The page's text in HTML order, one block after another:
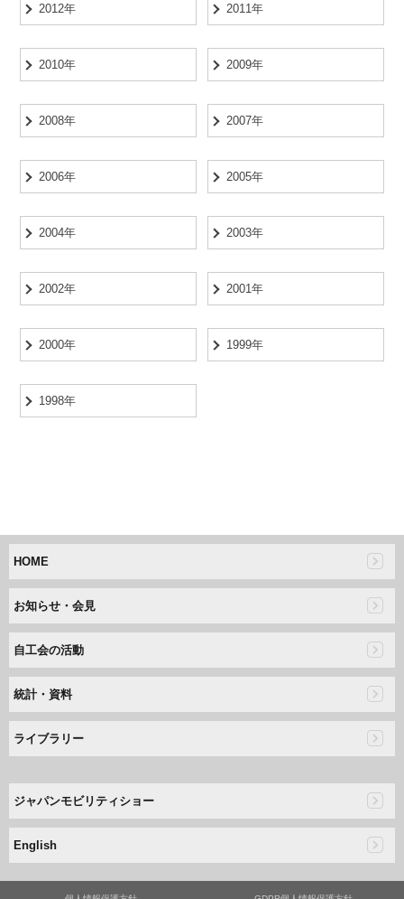
2012年 2011年
2010年 2009年
2008年 2007年
2006年 2005年
2004年 2003年
2002年 2001年
2000年 1999年
1998年
HOME
お知らせ・会見
自工会の活動
統計・資料
ライブラリー
ジャパンモビリティショー
English